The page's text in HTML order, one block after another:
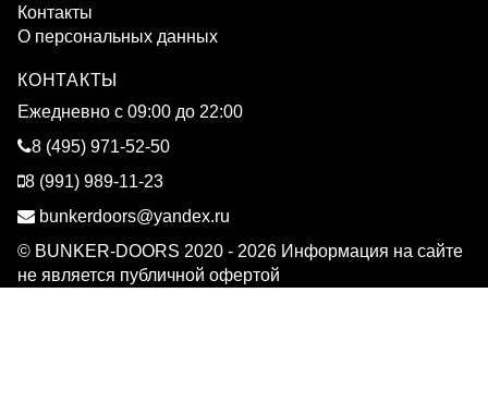
Контакты
О персональных данных
КОНТАКТЫ
Ежедневно c 09:00 до 22:00
8 (495) 971-52-50
8 (991) 989-11-23
bunkerdoors@yandex.ru
© BUNKER-DOORS 2020 - 2026 Информация на сайте
не является публичной офертой